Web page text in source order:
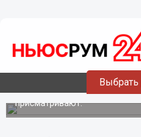
Выбрать
Выставка
смотрительниц
нижегородском
Фотограф обратил внимание
сидящие в музейных залах,
соответствуют картинам, за
присматривают.